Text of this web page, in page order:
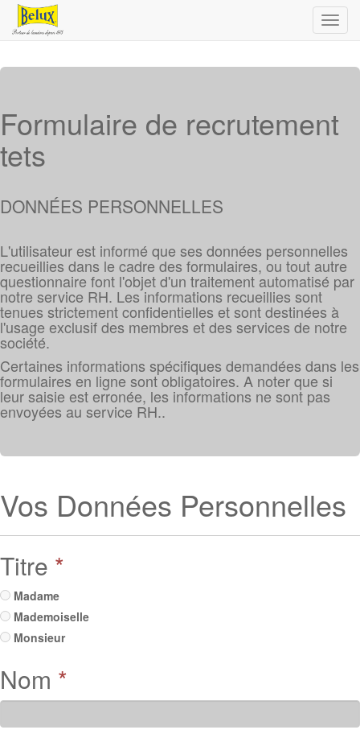
Formulaire de recrutement
tets
DONNÉES PERSONNELLES
L'utilisateur est informé que ses données personnelles
recueillies dans le cadre des formulaires, ou tout autre
questionnaire font l'objet d'un traitement automatisé par
notre service RH. Les informations recueillies sont
tenues strictement confidentielles et sont destinées à
l'usage exclusif des membres et des services de notre
société.
Certaines informations spécifiques demandées dans les
formulaires en ligne sont obligatoires. A noter que si
leur saisie est erronée, les informations ne sont pas
envoyées au service RH..
Vos Données Personnelles
Titre *
Madame
Mademoiselle
Monsieur
Nom *